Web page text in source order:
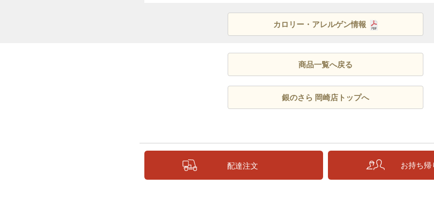
カロリー・アレルゲン情報
商品一覧へ戻る
銀のさら 岡崎店トップへ
配達注文 お持ち帰